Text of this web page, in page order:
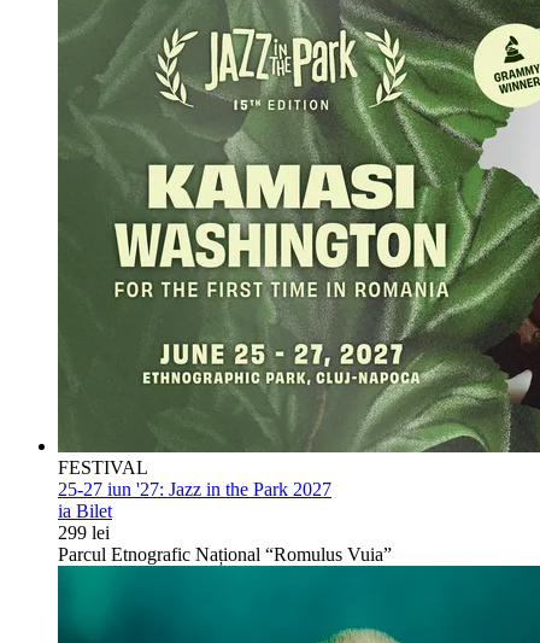
FESTIVAL
25-27 iun '27: Jazz in the Park 2027
ia Bilet
299 lei
Parcul Etnografic Național “Romulus Vuia”